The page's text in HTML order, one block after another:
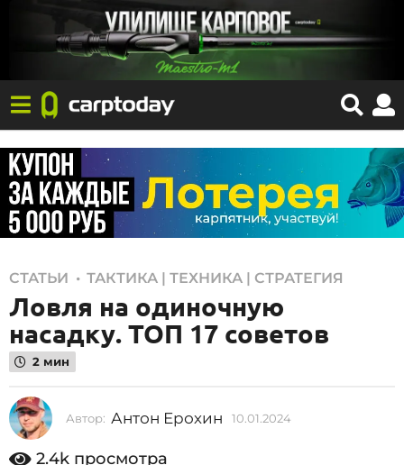
1
0
.
0
1
.
2
0
СТАТЬИ ,ТАКТИКА | ТЕХНИКА | СТРАТЕГИЯ
Ловля на одиночную
насадку. ТОП 17 советов
2 мин
Автор: Антон Ерохин 10.01.2024
2.4k просмотра